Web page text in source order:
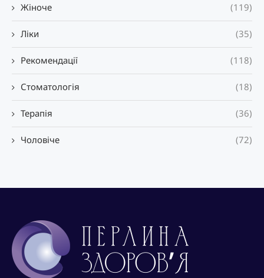
Жіноче (119)
Ліки (35)
Рекомендації (118)
Стоматологія (18)
Терапія (36)
Чоловіче (72)